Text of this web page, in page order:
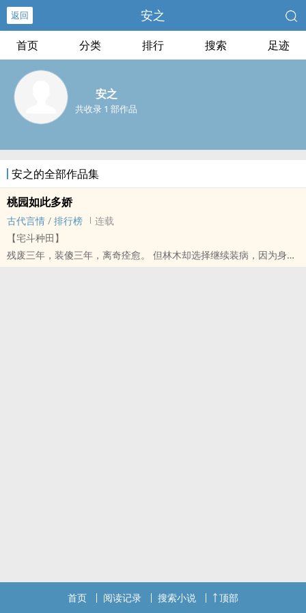
返回 安之
首页 分类 排行 搜索 足迹
安之
共收录 1 部作品
安之的全部作品集
桃园如此多娇
古代言情 / 排行榜
连载
【宅斗种田】
残废三年，装傻三年，离奇痊愈。 但林木却选择继续装病，因为身边
首页 阅读记录 搜索小说 顶部